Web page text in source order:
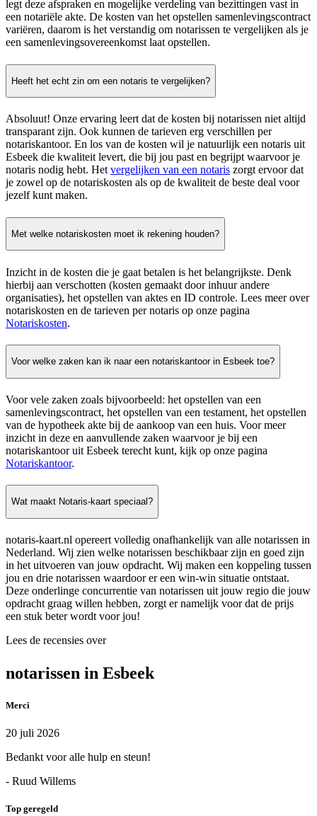
legt deze afspraken en mogelijke verdeling van bezittingen vast in
een notariële akte. De kosten van het opstellen samenlevingscontract
variëren, daarom is het verstandig om notarissen te vergelijken als je
een samenlevingsovereenkomst laat opstellen.
Heeft het echt zin om een notaris te vergelijken?
Absoluut! Onze ervaring leert dat de kosten bij notarissen niet altijd
transparant zijn. Ook kunnen de tarieven erg verschillen per
notariskantoor. En los van de kosten wil je natuurlijk een notaris uit
Esbeek die kwaliteit levert, die bij jou past en begrijpt waarvoor je
notaris nodig hebt. Hetvergelijken van een notaris zorgt ervoor dat
je zowel op de notariskosten als op de kwaliteit de beste deal voor
jezelf kunt maken.
Met welke notariskosten moet ik rekening houden?
Inzicht in de kosten die je gaat betalen is het belangrijkste. Denk
hierbij aan verschotten (kosten gemaakt door inhuur andere
organisaties), het opstellen van aktes en ID controle. Lees meer over
notariskosten en de tarieven per notaris op onze pagina
Notariskosten.
Voor welke zaken kan ik naar een notariskantoor in Esbeek toe?
Voor vele zaken zoals bijvoorbeeld: het opstellen van een
samenlevingscontract, het opstellen van een testament, het opstellen
van de hypotheek akte bij de aankoop van een huis. Voor meer
inzicht in deze en aanvullende zaken waarvoor je bij een
notariskantoor uit Esbeek terecht kunt, kijk op onze pagina
Notariskantoor.
Wat maakt Notaris-kaart speciaal?
notaris-kaart.nl opereert volledig onafhankelijk van alle notarissen in
Nederland. Wij zien welke notarissen beschikbaar zijn en goed zijn
in het uitvoeren van jouw opdracht. Wij maken een koppeling tussen
jou en drie notarissen waardoor er een win-win situatie ontstaat.
Deze onderlinge concurrentie van notarissen uit jouw regio die jouw
opdracht graag willen hebben, zorgt er namelijk voor dat de prijs
een stuk beter wordt voor jou!
Lees de recensies over
notarissen in Esbeek
Merci
20 juli 2026
Bedankt voor alle hulp en steun!
- Ruud Willems
Top geregeld